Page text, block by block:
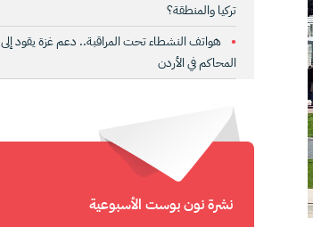
تركيا والمنطقة؟
هواتف النشطاء تحت المراقبة.. دعم غزة يقود إلى
المحاكم في الأردن
نشرة نون بوست الأسبوعية